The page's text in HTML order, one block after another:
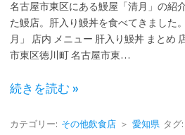
名古屋市東区にある鰻屋「清月」の紹
た鰻店。肝入り鰻丼を食べてきました
月」 店内 メニュー 肝入り鰻丼 まとめ
市東区徳川町 名古屋市東…
続きを読む »
カテゴリー: その他飲食店 ＞ 愛知県 タグ: